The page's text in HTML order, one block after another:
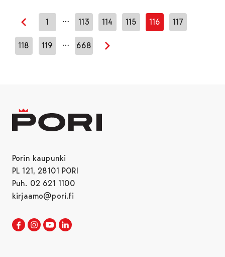
Edellinen sivu
1 … 113 114 115 116 117
118 119 … 668
Seuraava sivu
Porin kaupunki
PL 121, 28101 PORI
Puh. 02 621 1100
kirjaamo@pori.fi
Porin kaupunki Facebookissa
Avautuu uudessa välilehdessä
Porin kaupunki Instagramissa
Avautuu uudessa välilehdessä
Porin kaupunki Youtubessa
Avautuu uudessa välilehdessä